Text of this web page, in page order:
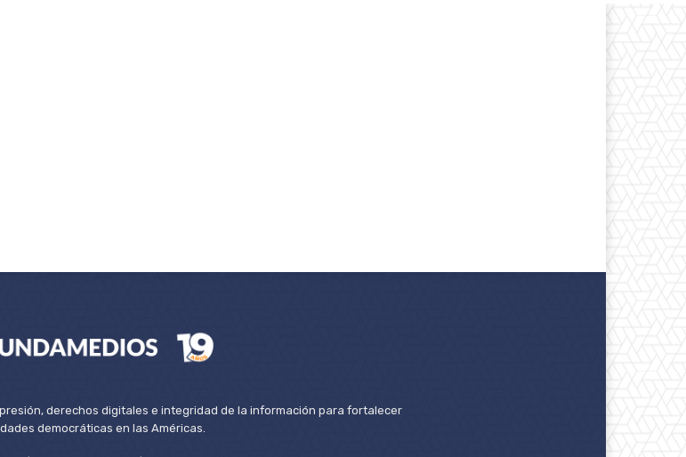
derechos digitales e integridad de la información para fortalecer
democráticas en las Américas.